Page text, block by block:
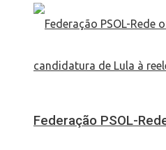
Federação PSOL-